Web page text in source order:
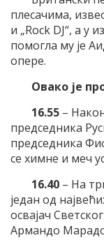
плесачима,
и „Rock DJ“, а у
помогла му је
опере.
Овако је
16.55 –
председника
председника
се химне и меч
16.40 – На
један од
освајач
Армандо